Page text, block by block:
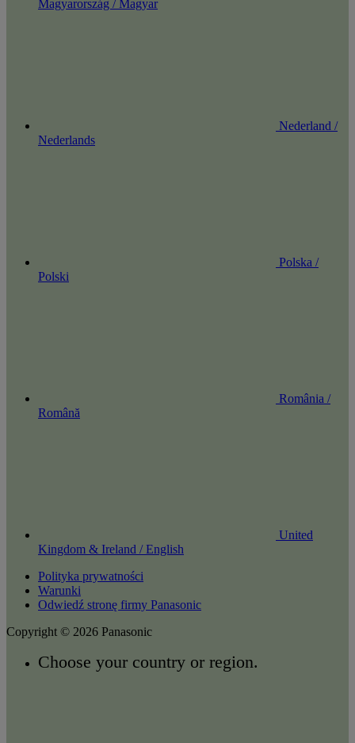
Magyarország / Magyar
Nederland /
Nederlands
Polska /
Polski
România /
Română
United
Kingdom & Ireland / English
Polityka prywatności
Warunki
Odwiedź stronę firmy Panasonic
Copyright © 2026 Panasonic
Choose your country or region.